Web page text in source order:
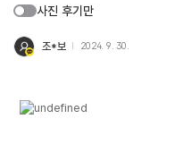
사진 후기만
조*보 2024. 9. 30.